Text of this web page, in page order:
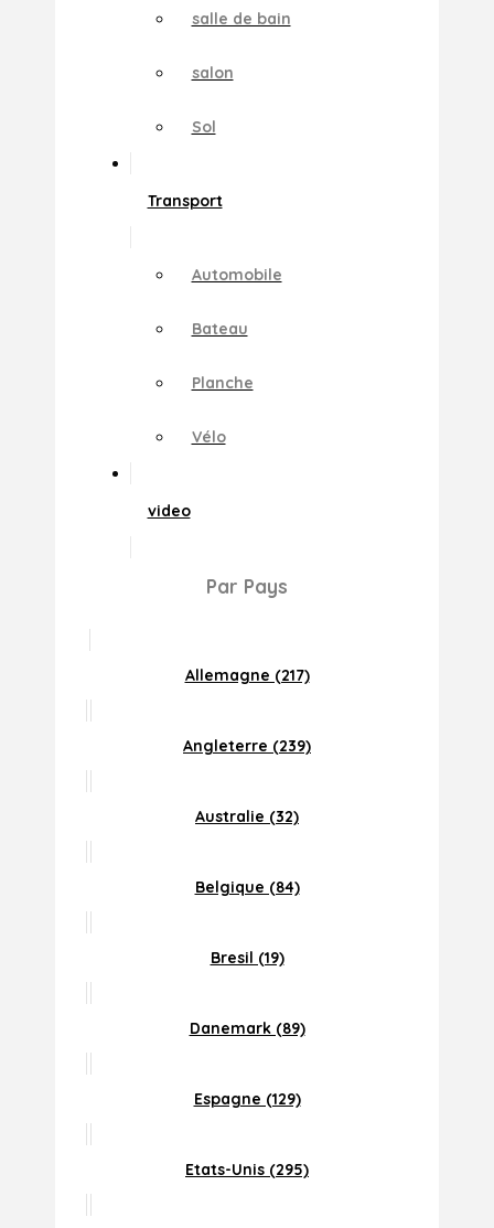
salle de bain
salon
Sol
Transport
Automobile
Bateau
Planche
Vélo
video
Par Pays
Allemagne (217)
Angleterre (239)
Australie (32)
Belgique (84)
Bresil (19)
Danemark (89)
Espagne (129)
Etats-Unis (295)